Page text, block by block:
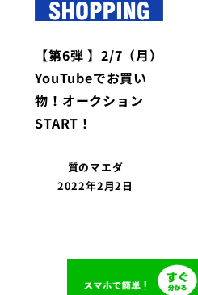
【第6弾 】2/7（月）
YouTubeでお買い
物！オークション
START！
質のマエダ
2022年2月2日